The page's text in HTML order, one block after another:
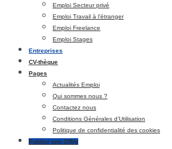
Emploi Secteur privé
Emploi Travail à l’étranger
Emploi Freelance
Emploi Stages
Entreprises
CV-thèque
Pages
Actualités Emploi
Qui sommes nous ?
Contactez nous
Conditions Générales d’Utilisation
Politique de confidentialité des cookies
Publier une Offre